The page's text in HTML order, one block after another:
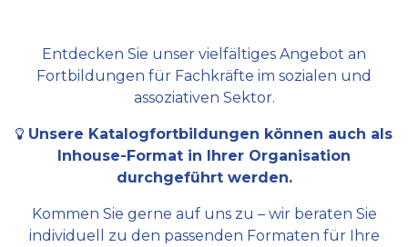
Entdecken Sie unser vielfältiges Angebot an
Fortbildungen für Fachkräfte im sozialen und
assoziativen Sektor.
Unsere Katalogfortbildungen können auch als
Inhouse-Format in Ihrer Organisation
durchgeführt werden.
Kommen Sie gerne auf uns zu – wir beraten Sie
individuell zu den passenden Formaten für Ihre